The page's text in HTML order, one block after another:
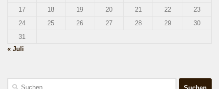
17
18 19 20 21 22
23
24
25 26 27 28 29
30
31
« Juli
Suchen